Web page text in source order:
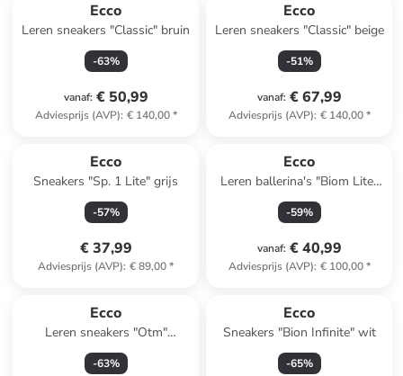
Ecco
Leren sneakers "Classic" bruin
-63%
vanaf: € 50,99
Adviesprijs (AVP): € 140,00*
Ecco
Leren sneakers "Classic" beige
-51%
vanaf: € 67,99
Adviesprijs (AVP): € 140,00*
Ecco
Sneakers "Sp. 1 Lite" grijs
-57%
€ 37,99
Adviesprijs (AVP): € 89,00*
Ecco
Leren ballerina's "Biom Lite"
lichtroze
-59%
vanaf: € 40,99
Adviesprijs (AVP): € 100,00*
Ecco
Leren sneakers "Otm"
donkerblauw
-63%
Ecco
Sneakers "Bion Infinite" wit
-65%